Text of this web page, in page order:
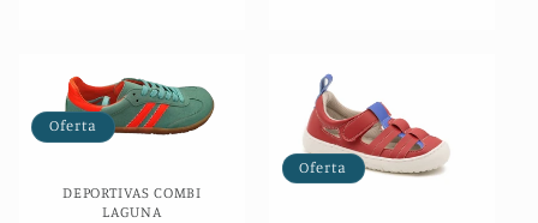
Oferta
DEPORTIVAS COMBI
LAGUNA
Oferta